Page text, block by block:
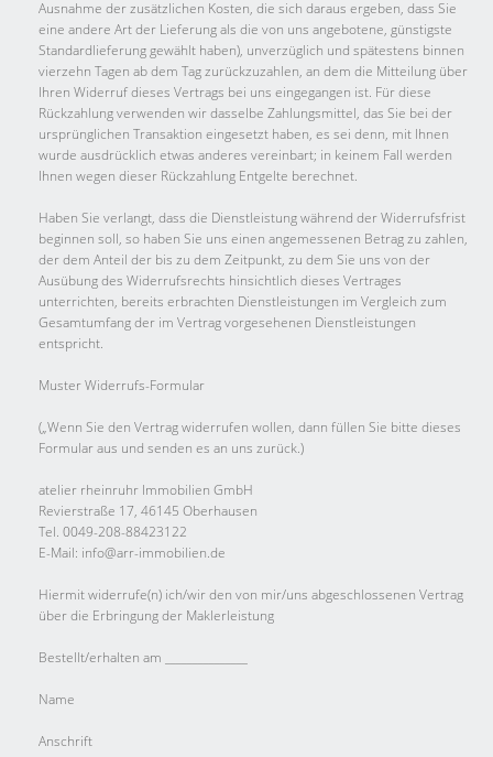
Ausnahme der zusätzlichen Kosten, die sich daraus ergeben, dass Sie
eine andere Art der Lieferung als die von uns angebotene, günstigste
Standardlieferung gewählt haben), unverzüglich und spätestens binnen
vierzehn Tagen ab dem Tag zurückzuzahlen, an dem die Mitteilung über
Ihren Widerruf dieses Vertrags bei uns eingegangen ist. Für diese
Rückzahlung verwenden wir dasselbe Zahlungsmittel, das Sie bei der
ursprünglichen Transaktion eingesetzt haben, es sei denn, mit Ihnen
wurde ausdrücklich etwas anderes vereinbart; in keinem Fall werden
Ihnen wegen dieser Rückzahlung Entgelte berechnet.
Haben Sie verlangt, dass die Dienstleistung während der Widerrufsfrist
beginnen soll, so haben Sie uns einen angemessenen Betrag zu zahlen,
der dem Anteil der bis zu dem Zeitpunkt, zu dem Sie uns von der
Ausübung des Widerrufsrechts hinsichtlich dieses Vertrages
unterrichten, bereits erbrachten Dienstleistungen im Vergleich zum
Gesamtumfang der im Vertrag vorgesehenen Dienstleistungen
entspricht.
Muster Widerrufs-Formular
(„Wenn Sie den Vertrag widerrufen wollen, dann füllen Sie bitte dieses
Formular aus und senden es an uns zurück.)
atelier rheinruhr Immobilien GmbH
Revierstraße 17, 46145 Oberhausen
Tel. 0049-208-88423122
E-Mail: info@arr-immobilien.de
Hiermit widerrufe(n) ich/wir den von mir/uns abgeschlossenen Vertrag
über die Erbringung der Maklerleistung
Bestellt/erhalten am _______________
Name
Anschrift